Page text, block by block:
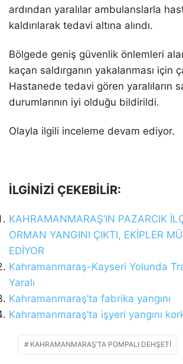
ardından yaralılar ambulanslarla
kaldırılarak tedavi altına alındı.
Bölgede geniş güvenlik önlemleri
kaçan saldırganın yakalanması için
Hastanede tedavi gören yaralıların
durumlarının iyi olduğu bildirildi.
Olayla ilgili inceleme devam ediyor.
İLGİNİZİ ÇEKEBİLİR:
KAHRAMANMARAŞ’IN PAZARCIK
ORMAN YANGINI ÇIKTI, EKİPLER
EDİYOR
Kahramanmaraş-Kayseri Yolunda
Yaralı
Kahramanmaraş’ta fabrika yangını
Kahramanmaraş’ta işyeri yangını
KAHRAMANMARAŞ’TA POMPALI DEHŞETI